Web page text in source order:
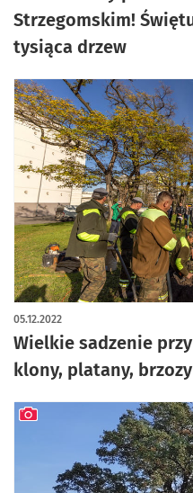
Strzegomskim!
tysiąca drzew
Wielkie sadzenie
klony, platany,
05.12.2022